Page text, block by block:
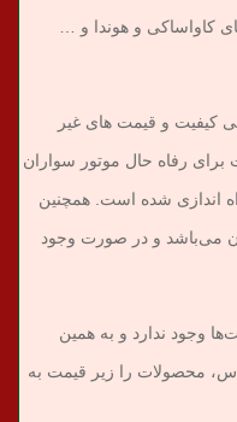
کاواساکی و هوندا و …
کیفیت و قیمت های غیر
برای رفاه حال موتور سواران
اندازی شده است. همچنین
می‌باشد و در صورت وجود
وجود ندارد و به همین
محصولات را زیر قیمت به